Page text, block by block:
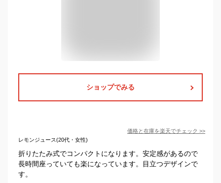
ショップでみる
価格と在庫を楽天でチェック >>
レモンジュース(20代・女性)
折りたたみ式でコンパクトになります。安定感があるので
長時間座っていても楽になっています。目立つデザインで
す。